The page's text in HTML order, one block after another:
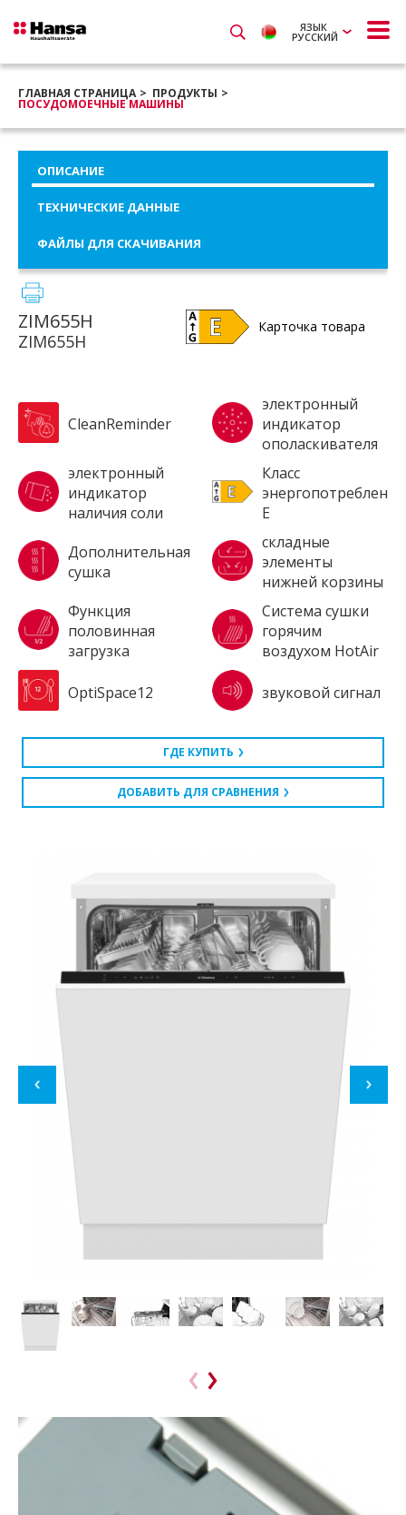
ЯЗЫК
РУССКИЙ
ГЛАВНАЯ СТРАНИЦА ПРОДУКТЫ
ПОСУДОМОЕЧНЫЕ МАШИНЫ
ОПИСАНИЕ
ТЕХНИЧЕСКИЕ ДАННЫЕ
ФАЙЛЫ ДЛЯ СКАЧИВАНИЯ
ZIM655H
ZIM655H
Карточка товара
CleanReminder
электронный
индикатор
ополаскивателя
электронный
индикатор
наличия соли
Класс
энергопотребления
E
Дополнительная
сушка
складные
элементы
нижней корзины
Функция
половинная
загрузка
Система сушки
горячим
воздухом HotAir
OptiSpace12 звуковой сигнал
ГДЕ КУПИТЬ
ДОБАВИТЬ ДЛЯ СРАВНЕНИЯ